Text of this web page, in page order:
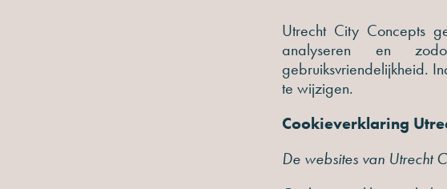
Utrecht City Concepts
analyseren en
gebruiksvriendelijkheid.
te wijzigen.
Cookieverklaring
De websites van Utrecht